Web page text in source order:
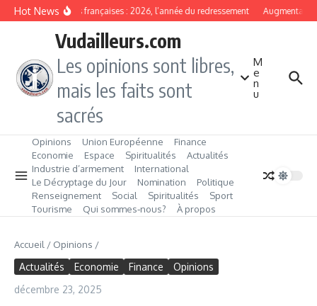
Aller au contenu
Hot NewsBanques françaises : 2026, l’année du redressement
Vudailleurs.com
Les opinions sont libres,
mais les faits sont
sacrés
M
e
n
u
Opinions Union Européenne
Finance
Economie
Espace Spiritualités
Actualités
Industrie d’armement
International
Le Décryptage du Jour
Nomination
Politique
Renseignement
Social Spiritualités
Sport
Tourisme
Qui sommes‑nous? À propos
Accueil / Opinions /
Actualités Economie Finance
Opinions
décembre 23, 2025